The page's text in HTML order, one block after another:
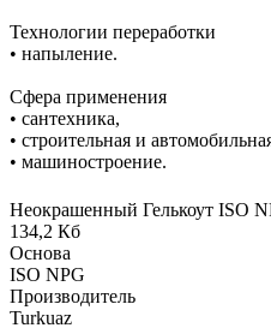
Технологии переработки
• напыление.
Сфера применения
• сантехника,
• строительная и
• машиностроение.
Неокрашенный Гелькоут ISO
134,2 Кб
Основа
ISO NPG
Производитель
Turkuaz